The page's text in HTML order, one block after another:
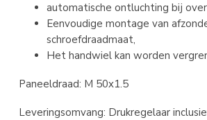
automatische ontluchting bij
Eenvoudige montage van
schroefdraadmaat,
Het handwiel kan worden
Paneeldraad: M 50x1.5
Leveringsomvang: Drukregelaar